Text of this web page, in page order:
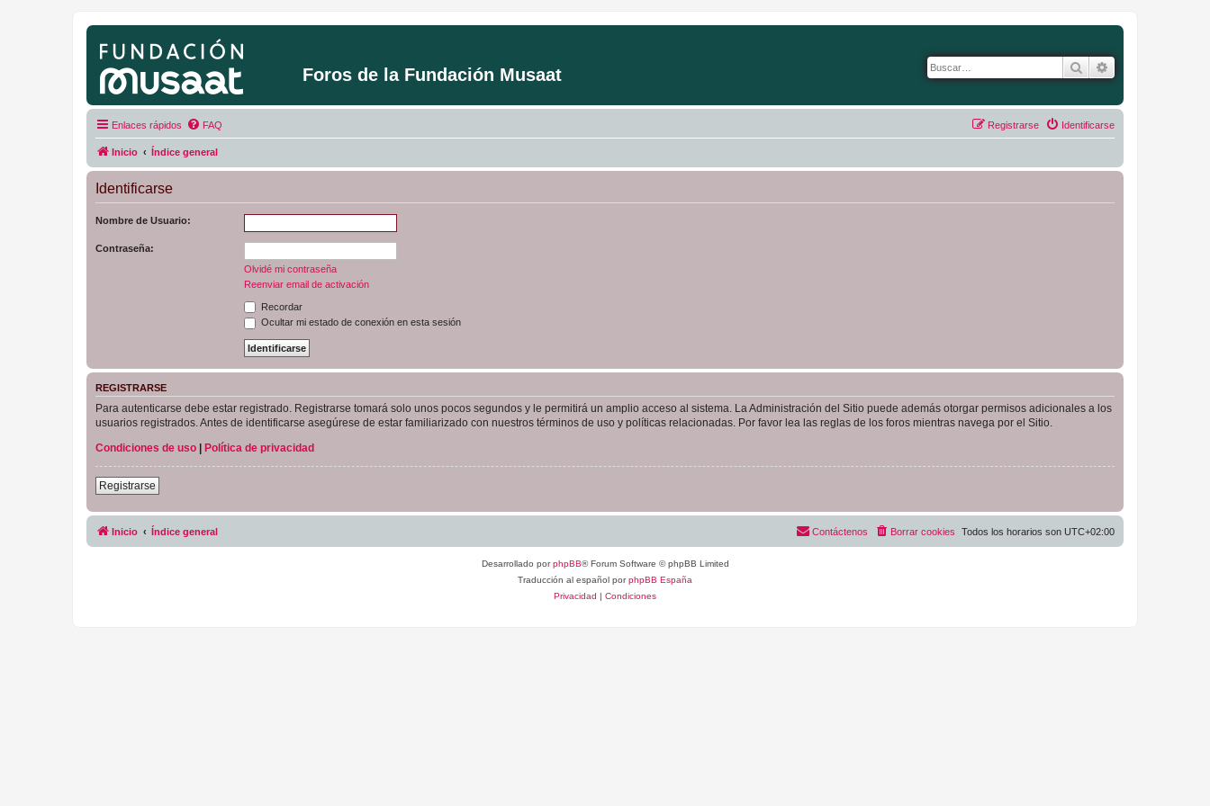
Foros de la Fundación Musaat Buscar
Enlaces rápidos FAQ Identificarse
Registrarse
Inicio Índice general
Identificarse
Nombre de Usuario:
Contraseña:
Olvidé mi contraseña
Reenviar email de activación
Recordar
Ocultar mi estado de conexión en esta sesión
REGISTRARSE
Para autenticarse debe estar registrado. Registrarse tomará solo unos pocos segundos y le permitirá un amplio acceso al sistema. La Administración del Sitio puede además otorgar permisos adicionales a los
usuarios registrados. Antes de identificarse asegúrese de estar familiarizado con nuestros términos de uso y políticas relacionadas. Por favor lea las reglas de los foros mientras navega por el Sitio.
Condiciones de uso
Política de privacidad
Registrarse
Inicio Índice general Todos los horarios son UTC+02:00
Borrar cookies
Contáctenos
Desarrollado porphpBB® Forum Software © phpBB Limited
Traducción al español porphpBB España
Privacidad | Condiciones